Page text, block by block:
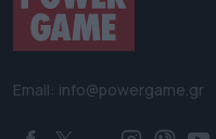
Email: info@powergame.gr